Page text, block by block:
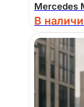
Mercedes
В